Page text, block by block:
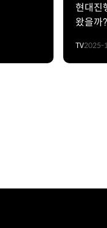
현대진
왔을까?
TV2025-